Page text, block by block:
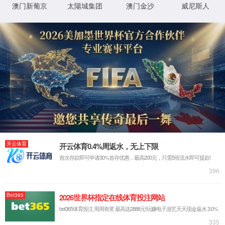
详细错误信息:
模块 IIS Web Core
通知
MapRequestHan
dler
处理程
序
StaticFile
错误代
码
0x80070002
请求的
URL
:80/honor.html
径
C:\sites\udimc\honor.html
登录方
法
匿名
登录用 匿名
详细信息:
此错误表明文件或目录在服务器上不存在。请创建文件或目录并重新尝试请
求。
XML 地图